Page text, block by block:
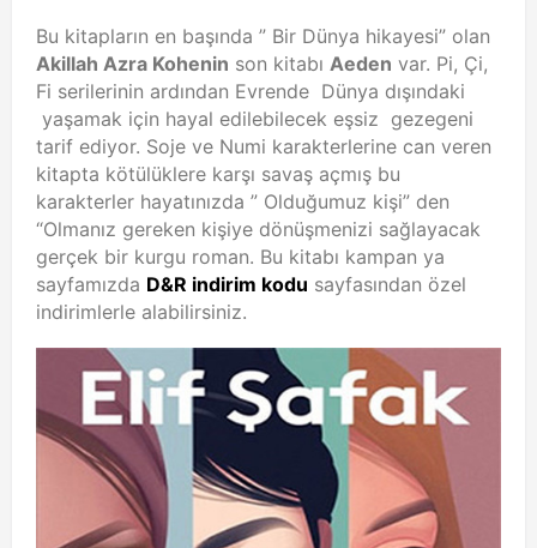
Bu kitapların en başında ” Bir Dünya hikayesi” olan
Akillah Azra Kohenin son kitabı Aeden var. Pi, Çi,
Fi serilerinin ardından Evrende Dünya dışındaki
yaşamak için hayal edilebilecek eşsiz gezegeni
tarif ediyor. Soje ve Numi karakterlerine can veren
kitapta kötülüklere karşı savaş açmış bu
karakterler hayatınızda ” Olduğumuz kişi” den
“Olmanız gereken kişiye dönüşmenizi sağlayacak
gerçek bir kurgu roman. Bu kitabı kampan ya
sayfamızda D&R indirim kodu sayfasından özel
indirimlerle alabilirsiniz.